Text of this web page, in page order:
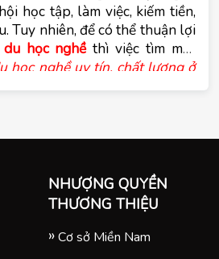
học tập, làm việc, kiếm tiền,
Tuy nhiên, để có thể thuận lợi
du học nghề
học nghề uy tín, chất lượng ở
NHƯỢNG QUYỀN
THƯƠNG THIỆU
Cơ sở Miền Nam